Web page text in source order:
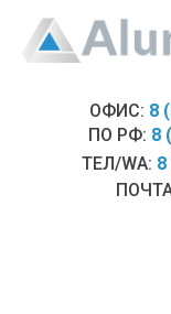
ОФИС: 8
ПО РФ: 8
ТЕЛ/WA: